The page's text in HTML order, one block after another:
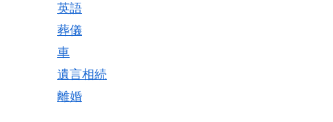
英語
葬儀
車
遺言相続
離婚